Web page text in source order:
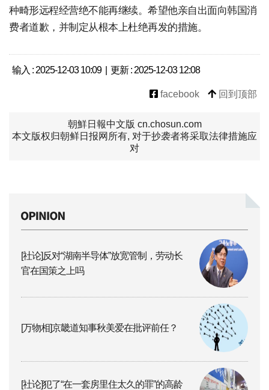
种畸形远程经营绝不能再继续。希望他亲自出面向韩国消
费者道歉，并制定从根本上杜绝再发的措施。
输入 : 2025-12-03 10:09 | 更新 : 2025-12-03 12:08
facebook 回到顶部
朝鮮日報中文版 cn.chosun.com
本文版权归朝鲜日报网所有, 对于抄袭者将采取法律措施应
对
[社论]反对“湖南半导体”放宽管制，劳动长
官在国策之上吗
[万物相]京畿道知事秋美爱在批评前任？
[社论]犯了“在一套房里住太久的罪”的高龄